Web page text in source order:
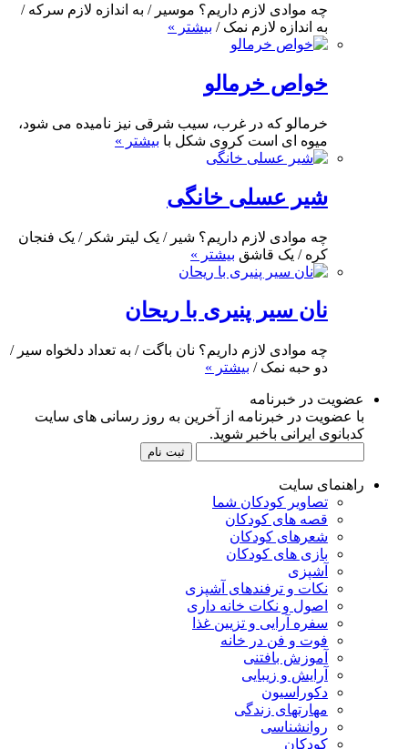
چه موادی لازم داریم؟ موسیر / به اندازه لازم سرکه /
به اندازه لازم نمک / بیشتر »
خواص خرمالو
خرمالو که در غرب، سیب شرقی نیز نامیده می شود،
میوه ای است کروی شکل با بیشتر »
شیر عسلی خانگی
چه موادی لازم داریم؟ شیر / یک لیتر شکر / یک فنجان
کره / یک قاشق بیشتر »
نان سیر پنیری با ریحان
چه موادی لازم داریم؟ نان باگت / به تعداد دلخواه سیر /
دو حبه نمک / بیشتر »
عضویت در خبرنامه
با عضویت در خبرنامه از آخرین به روز رسانی های سایت
کدبانوی ایرانی باخبر شوید.
راهنمای سایت
تصاویر کودکان شما
قصه های کودکان
شعرهای کودکان
بازی های کودکان
آشپزی
نکات و ترفندهای آشپزی
اصول و نکات خانه داری
سفره آرایی و تزیین غذا
فوت و فن در خانه
آموزش بافتنی
آرایش و زیبایی
دکوراسیون
مهارتهای زندگی
روانشناسی
کودکان